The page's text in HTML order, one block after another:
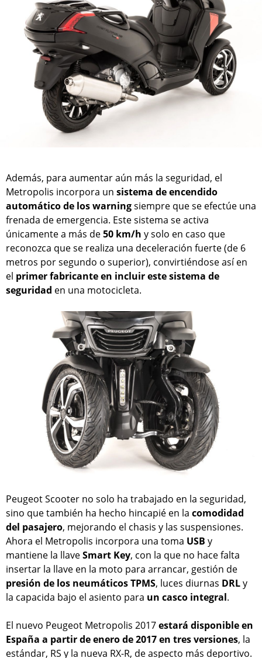
Además, para aumentar aún más la seguridad, el
Metropolis incorpora un sistema de encendido
automático de los warningsiempre que se efectúe una
frenada de emergencia. Este sistema se activa
únicamente a más de50 km/h y solo en caso que
reconozca que se realiza una deceleración fuerte (de 6
metros por segundo o superior), convirtiéndose así en
el primer fabricante en incluir este sistema de
seguridad en una motocicleta.
Peugeot Scooter no solo ha trabajado en la seguridad,
sino que también ha hecho hincapié en la comodidad
del pasajero, mejorando el chasis y las suspensiones.
Ahora el Metropolis incorpora una toma USB y
mantiene la llaveSmart Key, con la que no hace falta
insertar la llave en la moto para arrancar, gestión de
presión de los neumáticos TPMS, luces diurnas DRLy
la capacida bajo el asiento para un casco integral.
El nuevo Peugeot Metropolis 2017estará disponible en
España a partir de enero de 2017 en tres versiones, la
estándar, RS y la nueva RX-R, de aspecto más deportivo.